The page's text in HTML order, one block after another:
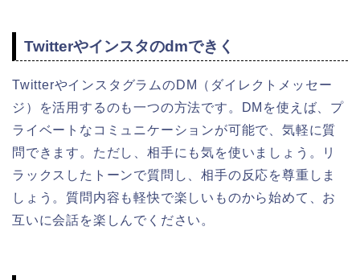
Twitterやインスタのdmできく
TwitterやインスタグラムのDM（ダイレクトメッセー
ジ）を活用するのも一つの方法です。DMを使えば、プ
ライベートなコミュニケーションが可能で、気軽に質
問できます。ただし、相手にも気を使いましょう。リ
ラックスしたトーンで質問し、相手の反応を尊重しま
しょう。質問内容も軽快で楽しいものから始めて、お
互いに会話を楽しんでください。